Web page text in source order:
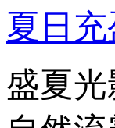
夏日
盛夏